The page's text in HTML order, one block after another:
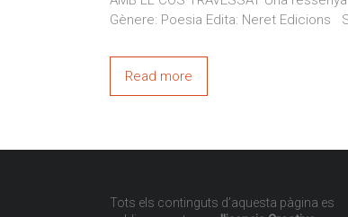
Gènere: Poesia Edita: Neret Edicions
Read more
Tots els continguts d’aquesta pàgina es